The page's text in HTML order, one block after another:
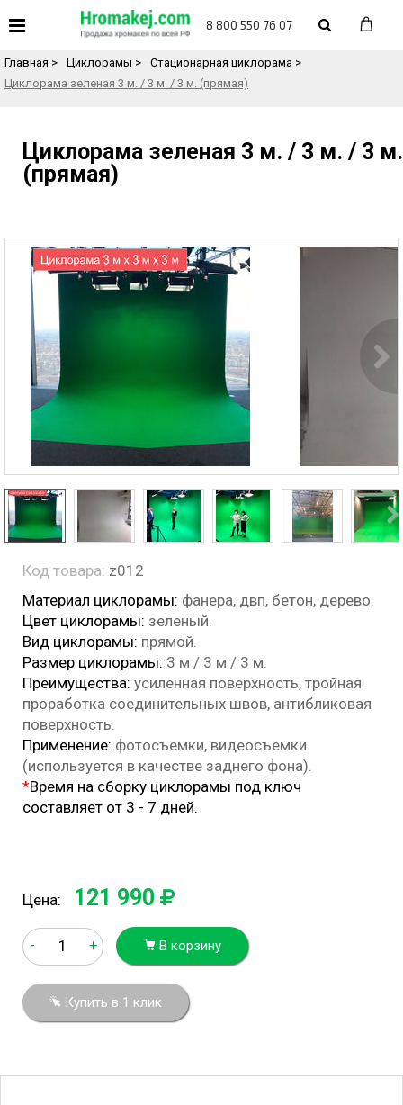
8 800 550 76 07
Назад в каталог товаров
Главная > Циклорамы > Стационарная циклорама >
Циклорама зеленая 3 м. / 3 м. / 3 м. (прямая)
Циклорама зеленая 3 м. / 3 м. / 3 м.
(прямая)
Код товара: z012
Материал циклорамы: фанера, двп, бетон, дерево.
Цвет циклорамы: зеленый.
Вид циклорамы: прямой.
Размер циклорамы: 3 м / 3 м / 3 м.
Преимущества: усиленная поверхность, тройная
проработка соединительных швов, антибликовая
поверхность.
Применение: фотосъемки, видеосъемки
(используется в качестве заднего фона).
*Время на сборку циклорамы под ключ
составляет от 3 - 7 дней.
Цена: 121 990
- + В корзину
Купить в 1 клик